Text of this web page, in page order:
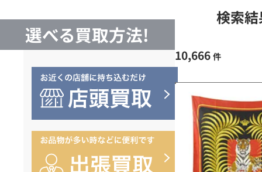
選べる買取方法!
検索
10,666 件